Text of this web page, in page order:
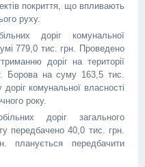
покриття, що впливають
руху.
доріг комунальної
779,0 тис. грн. Проведено
доріг на території
Борова на суму 163,5 тис.
комунальної власності
року.
доріг загального
передбачено 40,0 тис. грн.
передбачити